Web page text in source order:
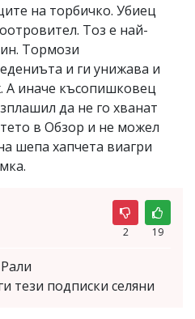
на торбичко. Убиец
Тоз е най-
Тормози
и ги унижава и
А иначе късопишковец
да не го хванат
в Обзор и не можел
шепа хапчета виагри
2 19
тези подписки селяни